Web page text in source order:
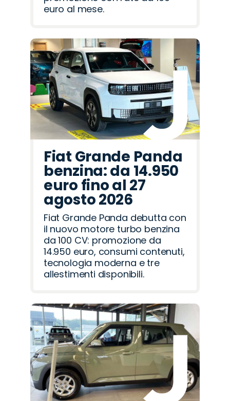
euro al mese.
Fiat Grande Panda
benzina: da 14.950
euro fino al 27
agosto 2026
Fiat Grande Panda debutta con
il nuovo motore turbo benzina
da 100 CV: promozione da
14.950 euro, consumi contenuti,
tecnologia moderna e tre
allestimenti disponibili.